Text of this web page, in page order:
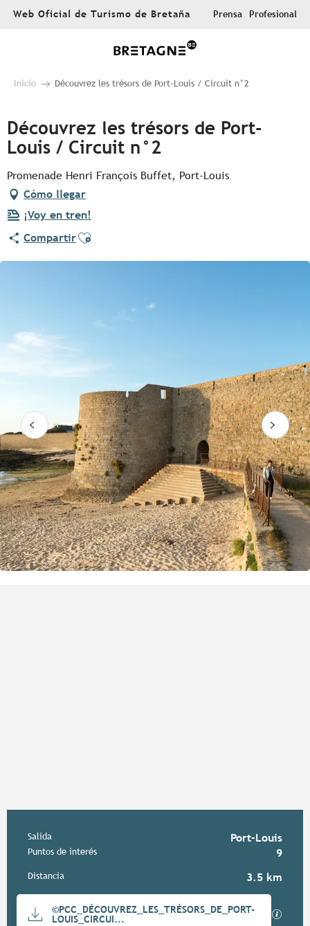
AllerWeb Oficial de Turismo de Bretaña Prensa Profesional
Inicio Découvrez les trésors de Port-Louis / Circuit n°2
Découvrez les trésors de Port-
Louis / Circuit n°2
Promenade Henri François Buffet, Port-Louis
Cómo llegar
¡Voy en tren!
CompartirAjouter aux favoris
Información práctica
Salida Port-Louis
Puntos de interés 9
Distancia 3.5 km
Documentación
©PCC_DÉCOUVREZ_LES_TRÉSORS_DE_PORT-
LOUIS_CIRCUI...
Los